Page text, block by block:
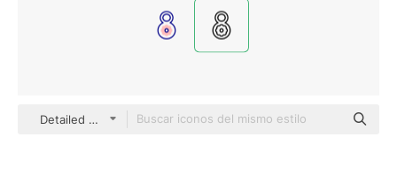
Detailed Mixed Lineal